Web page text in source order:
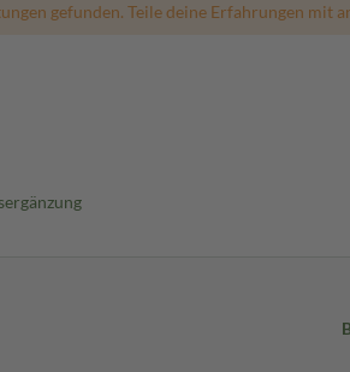
gefunden. Teile deine Erfahrungen mit